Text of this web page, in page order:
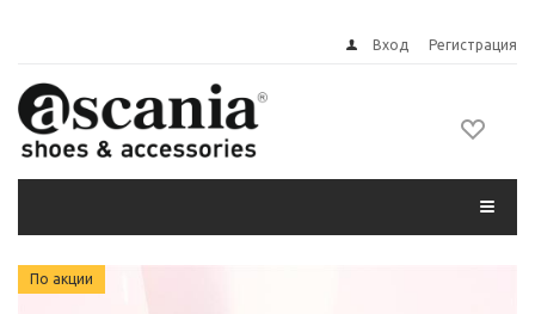
Вход Регистрация
По акции